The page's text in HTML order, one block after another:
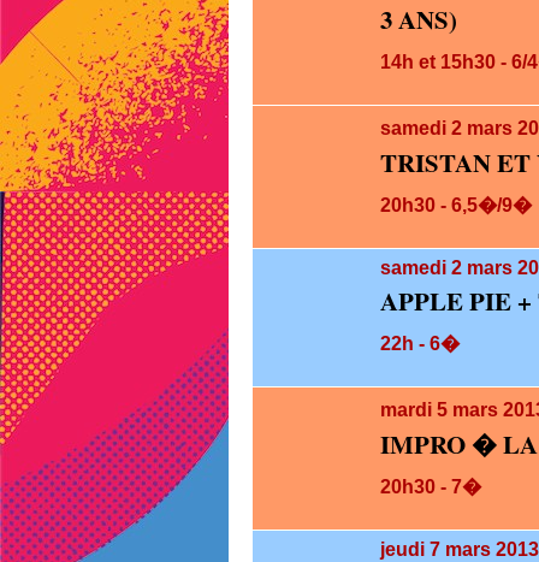
3 ANS)
14h et 15h30 - 6/
samedi 2 mars
TRISTAN ET
20h30 - 6,5�/9�
samedi 2 mars
APPLE PIE
22h - 6�
mardi 5 mars
IMPRO �
20h30 - 7�
jeudi 7 mars